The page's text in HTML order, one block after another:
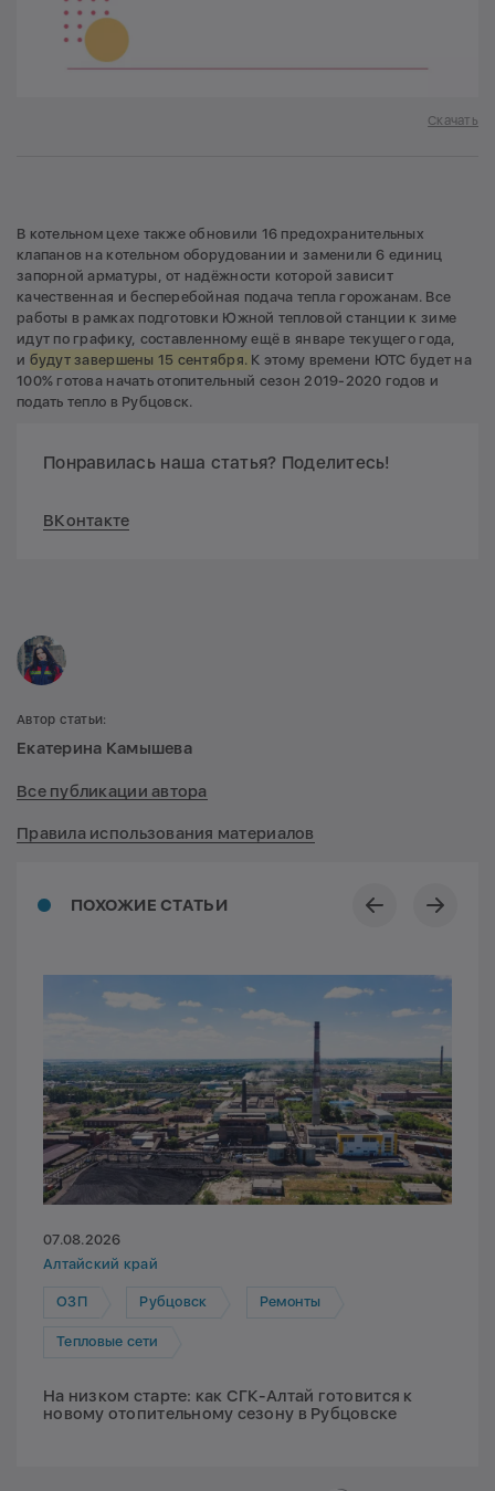
Скачать
В котельном цехе также обновили 16 предохранительных
клапанов на котельном оборудовании и заменили 6 единиц
запорной арматуры, от надёжности которой зависит
качественная и бесперебойная подача тепла горожанам. Все
работы в рамках подготовки Южной тепловой станции к зиме
идут по графику, составленному ещё в январе текущего года,
и будут завершены 15 сентября. К этому времени ЮТС будет на
100% готова начать отопительный сезон 2019-2020 годов и
подать тепло в Рубцовск.
Понравилась наша статья? Поделитесь!
ВКонтакте
ПОХОЖИЕ СТАТЬИ
07.08.2026
Алтайский край
ОЗП Рубцовск Ремонты
Тепловые сети
На низком старте: как СГК-Алтай готовится к
новому отопительному сезону в Рубцовске
Автор статьи:
Екатерина Камышева
Все публикации автора
Правила использования материалов